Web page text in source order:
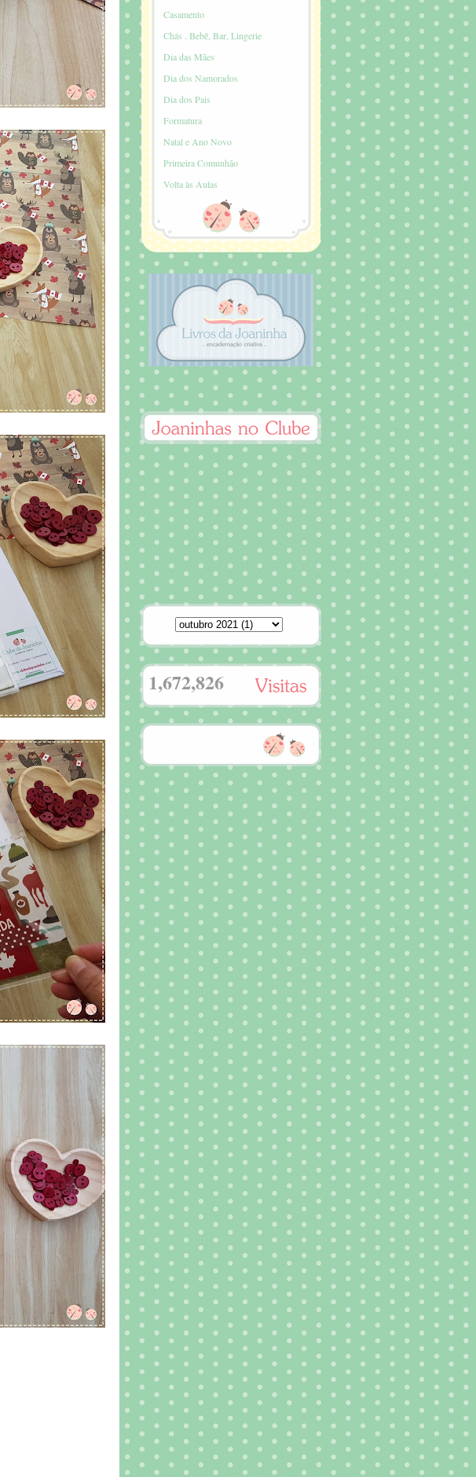
Casamento
Chás . Bebê, Bar, Lingerie
Dia das Mães
Dia dos Namorados
Dia dos Pais
Formatura
Natal e Ano Novo
Primeira Comunhão
Volta às Aulas
1,672,826